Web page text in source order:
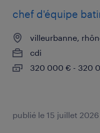
chef d'équipe
villeurbanne,
cdi
320 000 € - 320
publié le 15 juillet 2026